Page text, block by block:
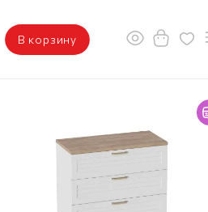
В корзину